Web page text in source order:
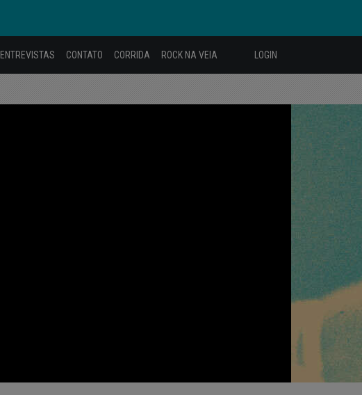
ENTREVISTAS CONTATO CORRIDA ROCK NA VEIA LOGIN